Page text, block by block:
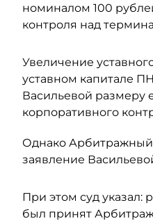
номиналом 100
контроля над
Увеличение
уставном капитале
Васильевой размеру
корпоративного
Однако Арбитражный
заявление
При этом суд указал:
был принят